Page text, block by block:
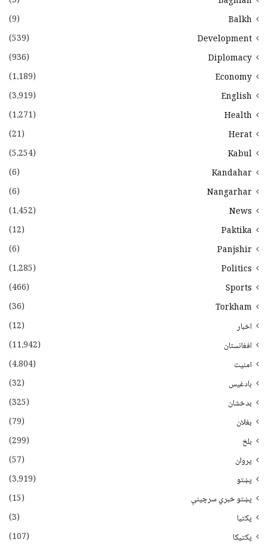
Balkh
(9)
Development
(539)
Diplomacy
(936)
Economy
(1،189)
English
(3،919)
Health
(1،271)
Herat
(21)
Kabul
(5،254)
Kandahar
(6)
Nangarhar
(6)
News
(1،452)
Paktika
(12)
Panjshir
(6)
Politics
(1،285)
Sports
(466)
Torkham
(36)
اخبار
(12)
افغانستان
(11،942)
امنیت
(4،804)
بادغیس
(32)
بدخشان
(325)
بغلان
(79)
بلخ
(299)
پروان
(57)
پښتو
(3،919)
پښتو خبري سرچينې
(15)
پکتيا
(3)
پکتیکا
(107)